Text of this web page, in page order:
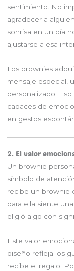
sentimiento. No
agradecer a
sonrisa en un día
ajustarse a esa
Los brownies
mensaje especial,
personalizado.
capaces de
en gestos
2. El valor
Un brownie
símbolo de
recibe un brownie
para ella siente
eligió algo con
Este valor
diseño refleja los
recibe el regalo.